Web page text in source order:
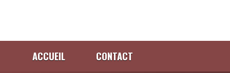
ACCUEIL CONTACT